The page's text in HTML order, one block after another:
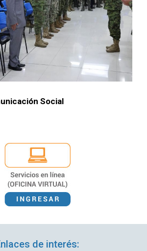
Social
de interés: